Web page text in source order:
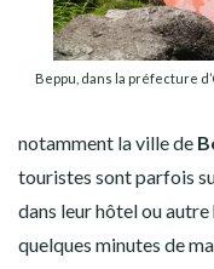
Beppu, dans la préfecture
notamment la ville de
touristes sont parfois
dans leur hôtel ou
quelques minutes de